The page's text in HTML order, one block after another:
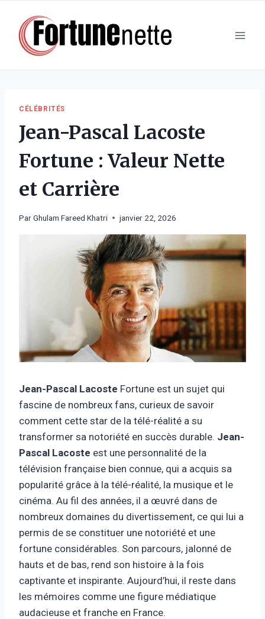
contenu
CÉLÉBRITÉS
Jean-Pascal Lacoste
Fortune : Valeur Nette
et Carrière
ParGhulam Fareed Khatri janvier 22, 2026
Jean-Pascal Lacoste Fortune est un sujet qui
fascine de nombreux fans, curieux de savoir
comment cette star de la télé-réalité a su
transformer sa notoriété en succès durable. Jean-
Pascal Lacoste est une personnalité de la
télévision française bien connue, qui a acquis sa
popularité grâce à la télé-réalité, la musique et le
cinéma. Au fil des années, il a œuvré dans de
nombreux domaines du divertissement, ce qui lui a
permis de se constituer une notoriété et une
fortune considérables. Son parcours, jalonné de
hauts et de bas, rend son histoire à la fois
captivante et inspirante. Aujourd’hui, il reste dans
les mémoires comme une figure médiatique
audacieuse et franche en France.